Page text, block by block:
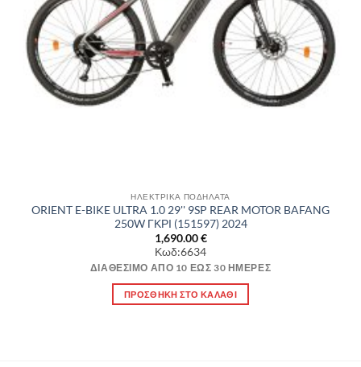
ΗΛΕΚΤΡΙΚΑ ΠΟΔΗΛΑΤΑ
ORIENT E-BIKE ULTRA 1.0 29'' 9SP REAR MOTOR BAFANG
250W ΓΚΡΙ (151597) 2024
1,690.00€
Κωδ:6634
ΔΙΑΘΈΣΙΜΟ ΑΠΌ 10 ΈΩΣ 30 ΗΜΈΡΕΣ
ΠΡΟΣΘΉΚΗ ΣΤΟ ΚΑΛΆΘΙ